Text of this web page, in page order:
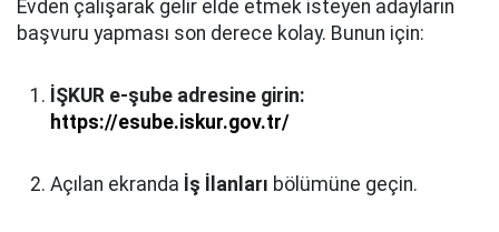
Evden çalışarak gelir elde etmek isteyen adayların
başvuru yapması son derece kolay. Bunun için:
İŞKUR e-şube adresine girin:
https://esube.iskur.gov.tr/
Açılan ekranda İş İlanları bölümüne geçin.